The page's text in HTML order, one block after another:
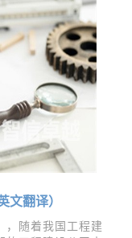
文翻译）
，随着我国工程建